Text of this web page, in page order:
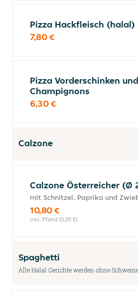
Pizza Hackfleisch (halal)
7,80 €
Pizza Vorderschinken und
Champignons
6,30 €
Calzone
Calzone Österreicher (Ø
mit Schnitzel, Paprika und
10,80 €
inkl. Pfand (0,00 €)
Spaghetti
Alle Halal Gerichte werden ohne